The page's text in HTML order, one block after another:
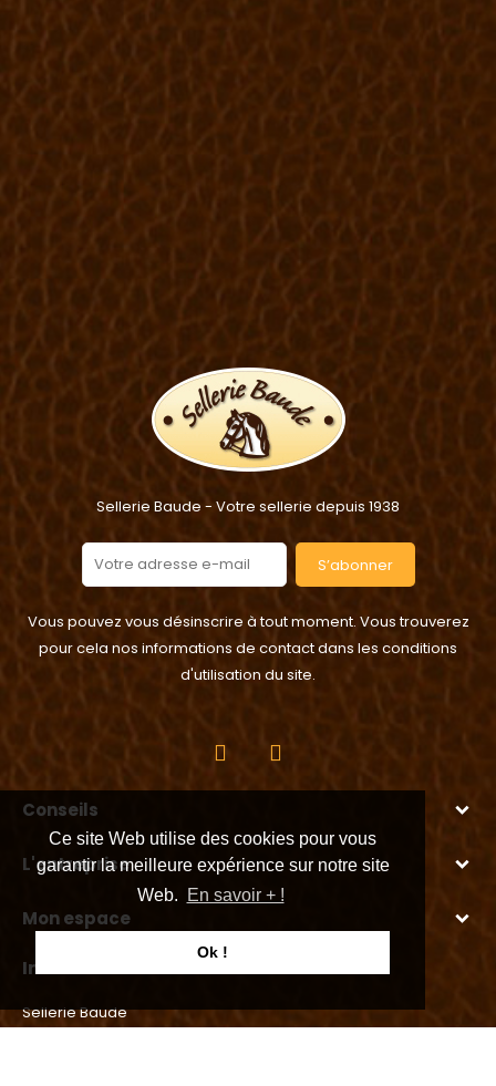
Ce site Web utilise des cookies pour vous
garantir la meilleure expérience sur notre site
Web.
En savoir + !
Ok !
Sellerie Baude - Votre sellerie depuis 1938
S’abonner
Vous pouvez vous désinscrire à tout moment. Vous trouverez
pour cela nos informations de contact dans les conditions
d'utilisation du site.
Conseils
L'entreprise
Mon espace
Informations
Sellerie Baude